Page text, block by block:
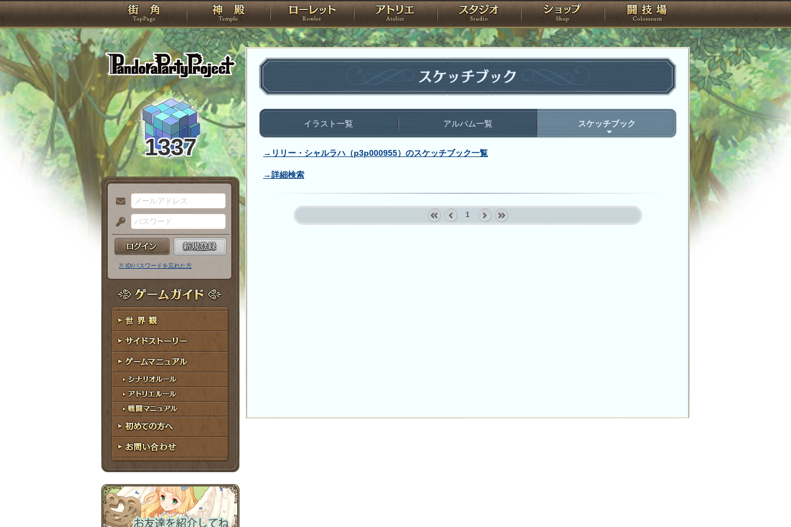
PandoraPartyProject
TOP 神殿 ローレット アトリエ スタジオ ショップ 闘技場
1337
メ
ー
ル
ア
ド
レ
ス
パ
ス
ー
ド
※ ID/パスワードを忘れた方
ゲームガイド
世界観
サイドストーリー
ゲームマニュアル
シナリオルール
アトリエルール
戦闘マニュアル
初めての方へ
お問い合わせ
スケッチブック
イラスト一覧 アルバム一覧 スケッチブック
→リリー・シャルラハ（p3p000955）のスケッチブック一覧
→詳細検索
1